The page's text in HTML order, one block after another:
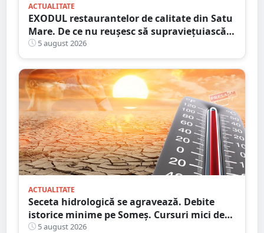
ACTUALITATE
EXODUL restaurantelor de calitate din Satu
Mare. De ce nu reușesc să supraviețuiască
localurile cu adevărat speciale?
5 august 2026
ACTUALITATE
Seceta hidrologică se agravează. Debite
istorice minime pe Someș. Cursuri mici de
ape au secat
5 august 2026